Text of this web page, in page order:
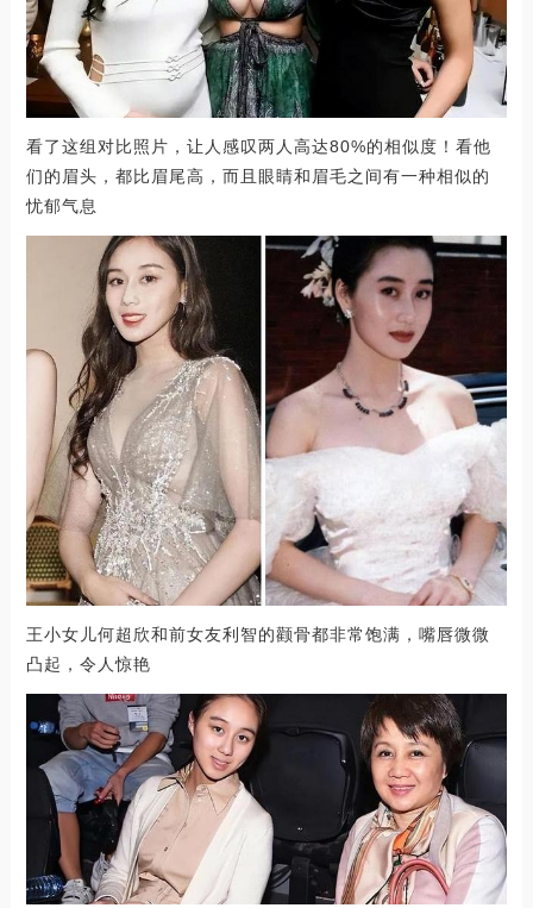
看了这组对比照片，让人感叹两人高达80%的相似度！看他
们的眉头，都比眉尾高，而且眼睛和眉毛之间有一种相似的
忧郁气息
王小女儿何超欣和前女友利智的颧骨都非常饱满，嘴唇微微
凸起，令人惊艳